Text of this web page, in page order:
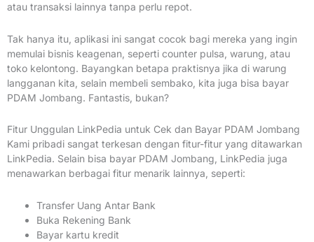
atau transaksi lainnya tanpa perlu repot.
Tak hanya itu, aplikasi ini sangat cocok bagi mereka yang ingin
memulai bisnis keagenan, seperti counter pulsa, warung, atau
toko kelontong. Bayangkan betapa praktisnya jika di warung
langganan kita, selain membeli sembako, kita juga bisa bayar
PDAM Jombang. Fantastis, bukan?
Fitur Unggulan LinkPedia untuk Cek dan Bayar PDAM Jombang
Kami pribadi sangat terkesan dengan fitur-fitur yang ditawarkan
LinkPedia. Selain bisa bayar PDAM Jombang, LinkPedia juga
menawarkan berbagai fitur menarik lainnya, seperti:
Transfer Uang Antar Bank
Buka Rekening Bank
Bayar kartu kredit